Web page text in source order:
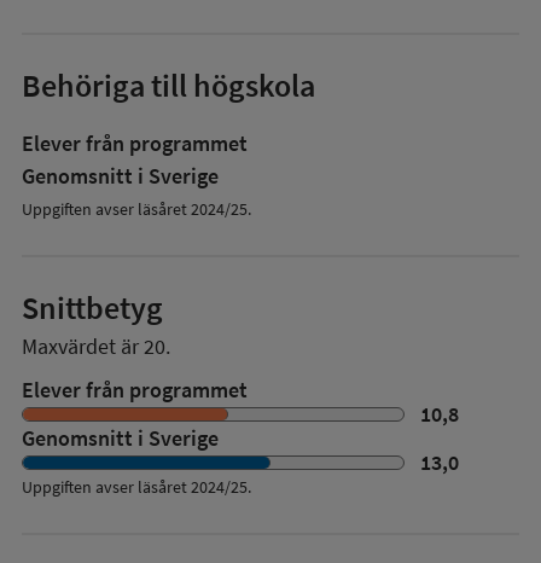
Behöriga till högskola
Elever från programmet
Genomsnitt i Sverige
Uppgiften avser läsåret 2024/25.
Snittbetyg
Maxvärdet är 20.
Elever från programmet
10,8
Genomsnitt i Sverige
13,0
Uppgiften avser läsåret2024/25.